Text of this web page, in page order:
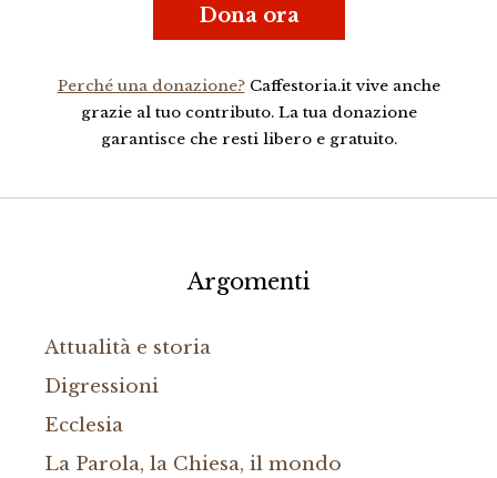
Dona ora
Perché una donazione?Caffestoria.it vive anche
grazie al tuo contributo. La tua donazione
garantisce che resti libero e gratuito.
Argomenti
Attualità e storia
Digressioni
Ecclesia
La Parola, la Chiesa, il mondo